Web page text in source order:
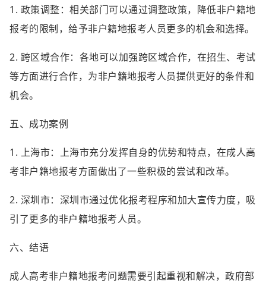
1. 政策调整：相关部门可以通过调整政策，降低非户籍地
报考的限制，给予非户籍地报考人员更多的机会和选择。
2. 跨区域合作：各地可以加强跨区域合作，在招生、考试
等方面进行合作，为非户籍地报考人员提供更好的条件和
机会。
五、成功案例
1. 上海市：上海市充分发挥自身的优势和特点，在成人高
考非户籍地报考方面做出了一些积极的尝试和改革。
2. 深圳市：深圳市通过优化报考程序和加大宣传力度，吸
引了更多的非户籍地报考人员。
六、结语
成人高考非户籍地报考问题需要引起重视和解决，政府部